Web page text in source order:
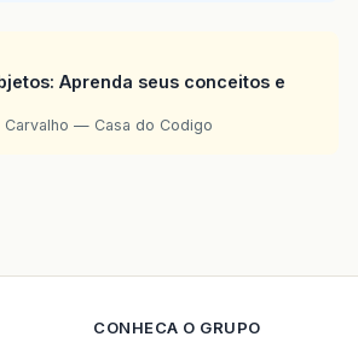
Aprenda seus conceitos e
Carvalho — Casa do Codigo
CONHECA O GRUPO